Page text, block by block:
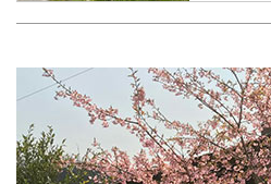
熊本県・
事、週末
を営んで
もと雑貨
で店を経